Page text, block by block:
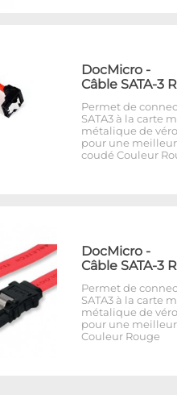
DocMicro -
Câble SATA-3
Permet de
SATA3 à la carte
métalique de
pour une
coudé Couleur
DocMicro -
Câble SATA-3
Permet de
SATA3 à la carte
métalique de
pour une
Couleur Rouge